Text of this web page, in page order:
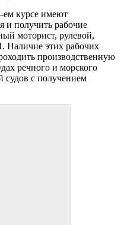
ем курсе имеют
и получить рабочие
моторист, рулевой,
этих рабочих
производственную
речного и морского
судов с получением